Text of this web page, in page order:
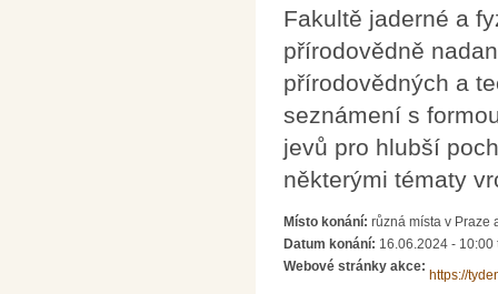
Fakultě jaderné a
přírodovědně
přírodovědných a
seznámení s
jevů pro hlubší
některými tématy
Místo konání: různá místa v Praze
Datum konání: 16.06.2024 - 10:00
Webové stránky akce:
https://